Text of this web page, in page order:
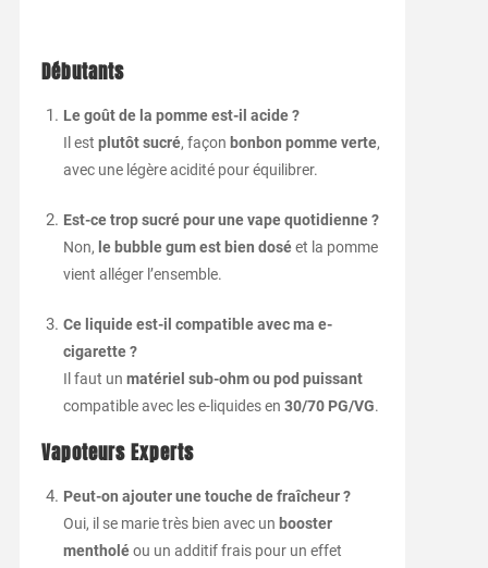
Débutants
Le goût de la pomme est-il acide ?
Il est plutôt sucré, façon bonbon pomme verte,
avec une légère acidité pour équilibrer.
Est-ce trop sucré pour une vape quotidienne ?
Non, le bubble gum est bien doséet la pomme
vient alléger l’ensemble.
Ce liquide est-il compatible avec ma e-
cigarette ?
Il faut un matériel sub-ohm ou pod puissant
compatible avec les e-liquides en 30/70 PG/VG.
Vapoteurs Experts
Peut-on ajouter une touche de fraîcheur ?
Oui, il se marie très bien avec un booster
mentholéou un additif frais pour un effet